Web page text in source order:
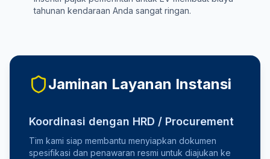
tahunan kendaraan Anda sangat ringan.
Jaminan Layanan Instansi
Koordinasi dengan HRD / Procurement
Tim kami siap membantu menyiapkan dokumen
spesifikasi dan penawaran resmi untuk diajukan ke